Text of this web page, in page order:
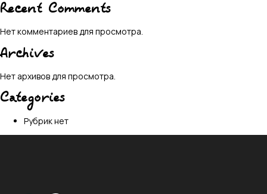
Recent Comments
Нет комментариев для просмотра.
Archives
Нет архивов для просмотра.
Categories
Рубрик нет